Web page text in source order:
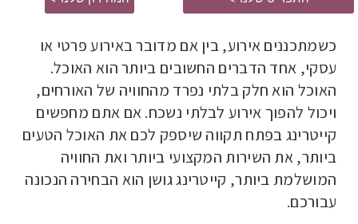
כשמתכננים אירוע, בין אם מדובר באירוע פרטי או
עסקי, אחד הדברים החשובים ביותר הוא האוכל.
האוכל הוא חלק בלתי נפרד מהחוויה של האורחים,
ויכול להפוך אירוע לבלתי נשכח. אם אתם מחפשים
קייטרינג בפתח תקווה שיספק לכם את האוכל הטעים
ביותר, את השירות המקצועי ביותר ואת החוויה
המושלמת ביותר, קייטרינג גושן הוא הבחירה הנכונה
עבורכם.